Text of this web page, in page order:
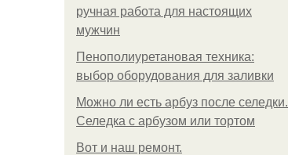
ручная работа для настоящих
мужчин
Пенополиуретановая техника:
выбор оборудования для заливки
Можно ли есть арбуз после селедки.
Селедка с арбузом или тортом
Boт и наш ремoнт.